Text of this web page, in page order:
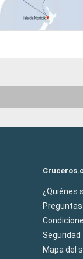
¿Quiénes
Seguridad
Mapa del